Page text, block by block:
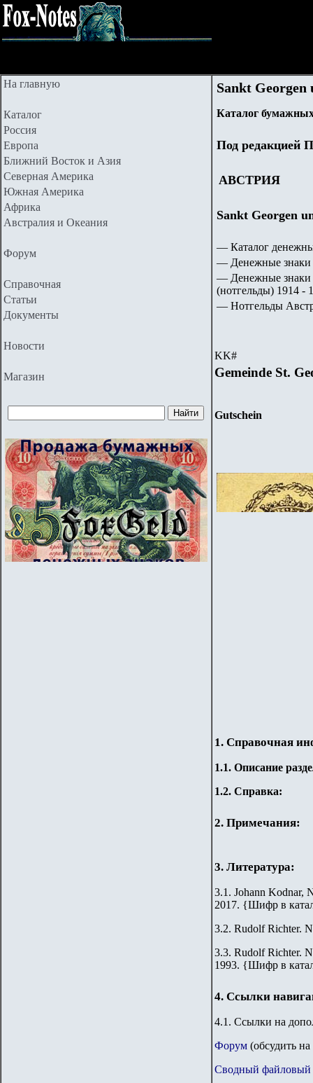
На главную
Каталог
Россия
Европа
Ближний Восток и Азия
Северная Америка
Южная Америка
Африка
Австралия и Океания
Форум
Справочная
Статьи
Документы
Новости
Магазин
Sankt Georgen
Каталог
Под редакцией
АВСТРИЯ
Sankt Georgen
— Каталог
— Денежные знаки
— Денежные знаки
(нотгельды) 1914 -
— Нотгельды
KK#
Gemeinde St.
Gutschein
1. Справочная
1.1. Описание
1.2. Справка:
2. Примечания:
3. Литература:
3.1. Johann Kodnar,
2017. {Шифр в
3.2. Rudolf Richter.
3.3. Rudolf Richter.
1993. {Шифр в
4. Ссылки
4.1. Ссылки на
Форум (обсудить
Сводный файловый